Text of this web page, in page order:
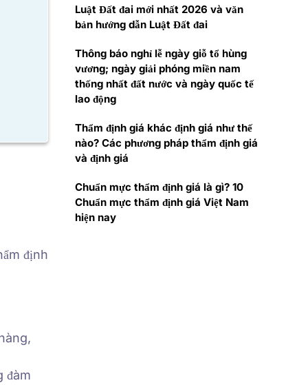
định
đàm
Luật Đất đai mới nhất 2026 và văn
bản hướng dẫn Luật Đất đai
Thông báo nghỉ lễ ngày giỗ tổ hùng
vương; ngày giải phóng miền nam
thống nhất đất nước và ngày quốc tế
lao động
Thẩm định giá khác định giá như thế
nào? Các phương pháp thẩm định giá
và định giá
Chuẩn mực thẩm định giá là gì? 10
Chuẩn mực thẩm định giá Việt Nam
hiện nay